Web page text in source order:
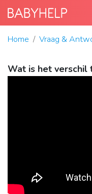
Home Vraag &
Wat is het verschil